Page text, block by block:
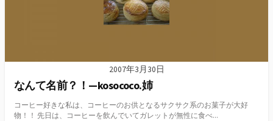
2007年3月30日
なんて名前？！—kosococo.姉
コーヒー好きな私は、コーヒーのお供となるサクサク系のお菓子が大好
物！！ 先日は、コーヒーを飲んでいてガレットが無性に食べ...